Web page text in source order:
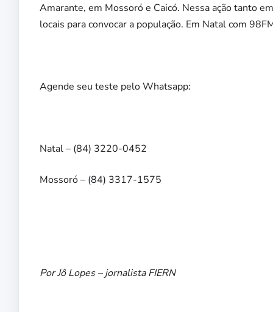
Amarante, em Mossoró e Caicó. Nessa ação tanto
locais para convocar a população. Em Natal com
Agende seu teste pelo Whatsapp:
Natal – (84) 3220-0452
Mossoró – (84) 3317-1575
Por Jô Lopes – jornalista FIERN